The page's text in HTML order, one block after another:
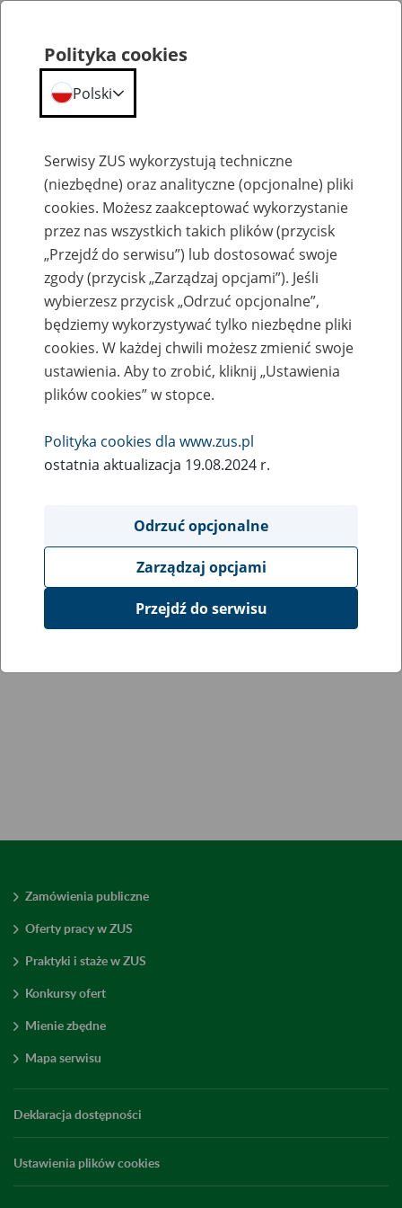
Przepraszamy,
podana strona nie została znaleziona.
Błąd 404
Przejdź do strony głównej
Zamówienia publiczne
Oferty pracy w ZUS
Praktyki i staże w ZUS
Konkursy ofert
Mienie zbędne
Mapa serwisu
Deklaracja dostępności
Ustawienia plików cookies
Polityka cookies
Polski
Serwisy ZUS wykorzystują techniczne
(niezbędne) oraz analityczne (opcjonalne) pliki
cookies. Możesz zaakceptować wykorzystanie
przez nas wszystkich takich plików (przycisk
„Przejdź do serwisu”) lub dostosować swoje
zgody (przycisk „Zarządzaj opcjami”). Jeśli
wybierzesz przycisk „Odrzuć opcjonalne”,
będziemy wykorzystywać tylko niezbędne pliki
cookies. W każdej chwili możesz zmienić swoje
ustawienia. Aby to zrobić, kliknij „Ustawienia
plików cookies” w stopce.
Polityka cookies dla www.zus.pl
ostatnia aktualizacja 19.08.2024 r.
Odrzuć opcjonalne
Zarządzaj opcjami
Przejdź do serwisu